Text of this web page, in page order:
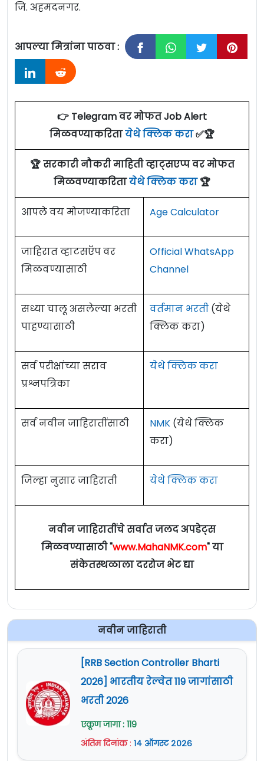
जि. अहमदनगर.
आपल्या मित्रांना पाठवा :
👉 Telegram वर मोफत Job Alert
मिळवण्याकरितायेथे क्लिक करा✅🏆
🏆 सरकारी नौकरी माहिती व्हाट्सएप्प वर मोफत
मिळवण्याकरितायेथे क्लिक करा🏆
आपले वय मोजण्याकरिता Age Calculator
जाहिरात व्हाटसऍप वर
मिळवण्यासाठी
Official WhatsApp
Channel
सध्या चालू असलेल्या भरती
पाहण्यासाठी
वर्तमान भरती (येथे
क्लिक करा)
सर्व परीक्षांच्या सराव
प्रश्नपत्रिका
येथे क्लिक करा
सर्व नवीन जाहिरातींसाठी NMK (येथे क्लिक
करा)
जिल्हा नुसार जाहिराती येथे क्लिक करा
नवीन जाहिरातींचे सर्वात जलद अपडेट्स
मिळवण्यासाठी "www.MahaNMK.com" या
संकेतस्थळाला दररोज भेट द्या
नवीन जाहिराती
[RRB Section Controller Bharti
2026] भारतीय रेल्वेत 119 जागांसाठी
भरती 2026
एकूण जागा : 119
अंतिम दिनांक: १४ ऑगस्ट २०२६